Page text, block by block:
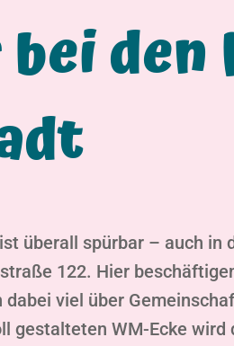
überall spürbar – auch in
122. Hier
viel über
gestalteten WM-Ecke